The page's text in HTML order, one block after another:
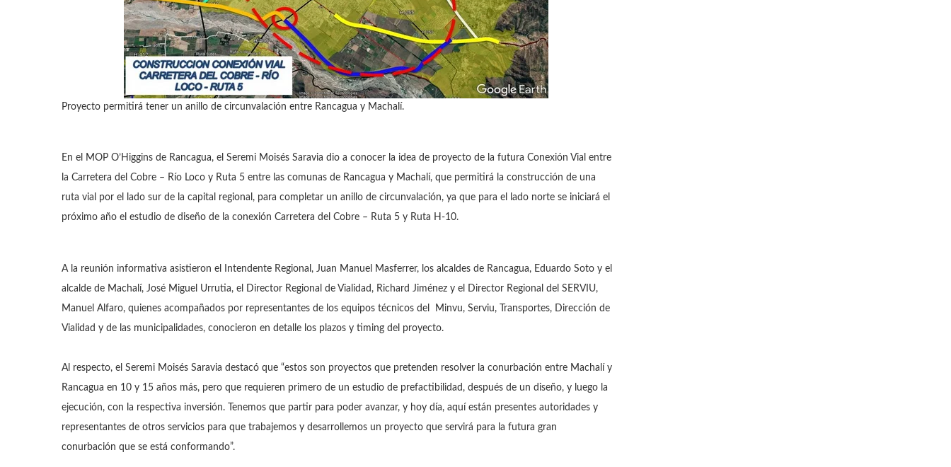
Proyecto permitirá tener un anillo de circunvalación entre Rancagua y Machalí.
En el MOP O’Higgins de Rancagua, el Seremi Moisés Saravia dio a conocer la idea de proyecto de la futura Conexión Vial entre
la Carretera del Cobre – Río Loco y Ruta 5 entre las comunas de Rancagua y Machalí, que permitirá la construcción de una
ruta vial por el lado sur de la capital regional, para completar un anillo de circunvalación, ya que para el lado norte se iniciará el
próximo año el estudio de diseño de la conexión Carretera del Cobre – Ruta 5 y Ruta H-10.
A la reunión informativa asistieron el Intendente Regional, Juan Manuel Masferrer, los alcaldes de Rancagua, Eduardo Soto y el
alcalde de Machalí, José Miguel Urrutia, el Director Regional de Vialidad, Richard Jiménez y el Director Regional del SERVIU,
Manuel Alfaro, quienes acompañados por representantes de los equipos técnicos del Minvu, Serviu, Transportes, Dirección de
Vialidad y de las municipalidades, conocieron en detalle los plazos y timing del proyecto.
Al respecto, el Seremi Moisés Saravia destacó que “estos son proyectos que pretenden resolver la conurbación entre Machalí y
Rancagua en 10 y 15 años más, pero que requieren primero de un estudio de prefactibilidad, después de un diseño, y luego la
ejecución, con la respectiva inversión. Tenemos que partir para poder avanzar, y hoy día, aquí están presentes autoridades y
representantes de otros servicios para que trabajemos y desarrollemos un proyecto que servirá para la futura gran
conurbación que se está conformando”.